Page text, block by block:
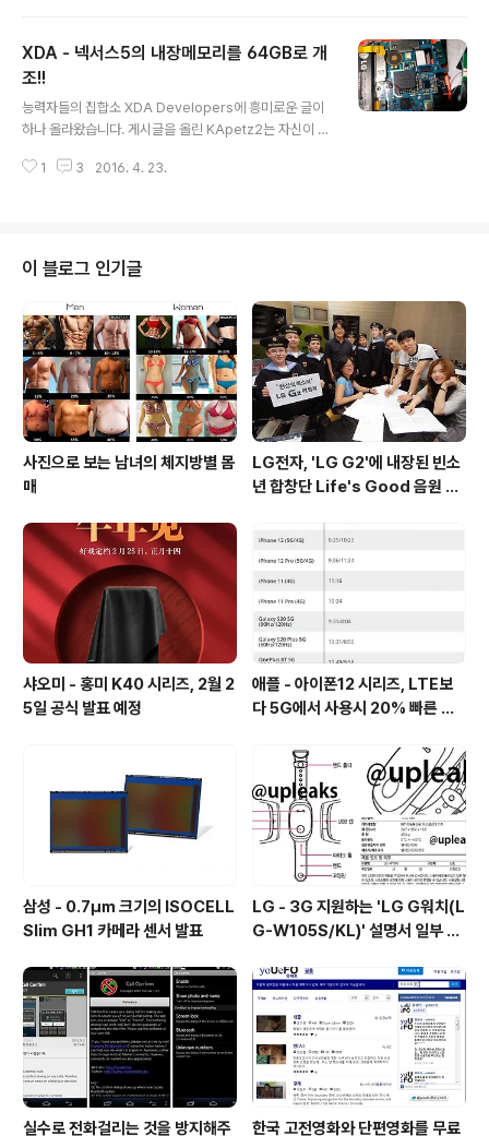
OS)에 소스를 공개하여 일반 유저들도 설치할 수 있는 상
태입니다. 다만, 애플워치의 512MB RAM / 8GB ROM
은 윈도우95가 출시되었던 약 21년전 평균적으로 사용하
던 386 컴퓨터보다 약 25배 빠른 속도이긴해도 작은 화면
과 CPU 에뮬레이션 된 상태이기 때문에 사용하기 어려울
정도 딜레이가 발생해 실사는 어려워보입니다. ^^; ..
XDA - 넥서스5의 내장메모리를 64GB로 개
조!!
능력자들의 집합소 XDA Developers에 흥미로운 글이
하나 올라왔습니다. 게시글을 올린 KApetz2는 자신이 보
는 것이며, 개조이후 완벽하게 동작하고 내장 메모리 속도
경후 내장 메모리의 가용용량이 55GB까지 늘어나고 벤치
마크 속도도 향상되었다고 밝혔습니다. 자세한 내용은 아
래 링크를 통해 확인 가능하며, 솜씨만 좋다면 시도해볼만
한 가치가 있는 작업으로 보이네요. ^^ 출처 : http://foru
m.xda-developers.com/google-nexus-5/..
1 3 2016. 4. 23.
이 블로그 인기글
사진으로 보는 남녀의 체지방별 몸
매
LG전자, 'LG G2'에 내장된 빈소
년 합창단 Life's Good 음원 공
샤오미 - 홍미 K40 시리즈, 2월 2
5일 공식 발표 예정
애플 - 아이폰12 시리즈, LTE보
다 5G에서 사용시 20% 빠른 배
삼성 - 0.7㎛ 크기의 ISOCELL
Slim GH1 카메라 센서 발표
LG - 3G 지원하는 'LG G워치(L
G-W105S/KL)' 설명서 일부 유
실수로 전화걸리는 것을 방지해주 한국 고전영화와 단편영화를 무료